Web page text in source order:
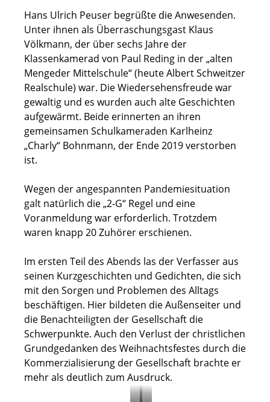
Hans Ulrich Peuser begrüßte die Anwesenden.
Unter ihnen als Überraschungsgast Klaus
Völkmann, der über sechs Jahre der
Klassenkamerad von Paul Reding in der „alten
Mengeder Mittelschule“ (heute Albert Schweitzer
Realschule) war. Die Wiedersehensfreude war
gewaltig und es wurden auch alte Geschichten
aufgewärmt. Beide erinnerten an ihren
gemeinsamen Schulkameraden Karlheinz
„Charly“ Bohnmann, der Ende 2019 verstorben
ist.
Wegen der angespannten Pandemiesituation
galt natürlich die „2-G“ Regel und eine
Voranmeldung war erforderlich. Trotzdem
waren knapp 20 Zuhörer erschienen.
Im ersten Teil des Abends las der Verfasser aus
seinen Kurzgeschichten und Gedichten, die sich
mit den Sorgen und Problemen des Alltags
beschäftigen. Hier bildeten die Außenseiter und
die Benachteiligten der Gesellschaft die
Schwerpunkte. Auch den Verlust der christlichen
Grundgedanken des Weihnachtsfestes durch die
Kommerzialisierung der Gesellschaft brachte er
mehr als deutlich zum Ausdruck.